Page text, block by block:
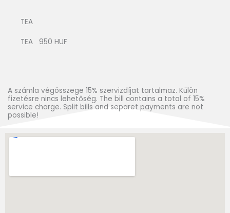
TEA
TEA 950 HUF
A számla végösszege 15% szervizdíjat tartalmaz. Külön
fizetésre nincs lehetőség. The bill contains a total of 15%
service charge. Split bills and separet payments are not
possible!